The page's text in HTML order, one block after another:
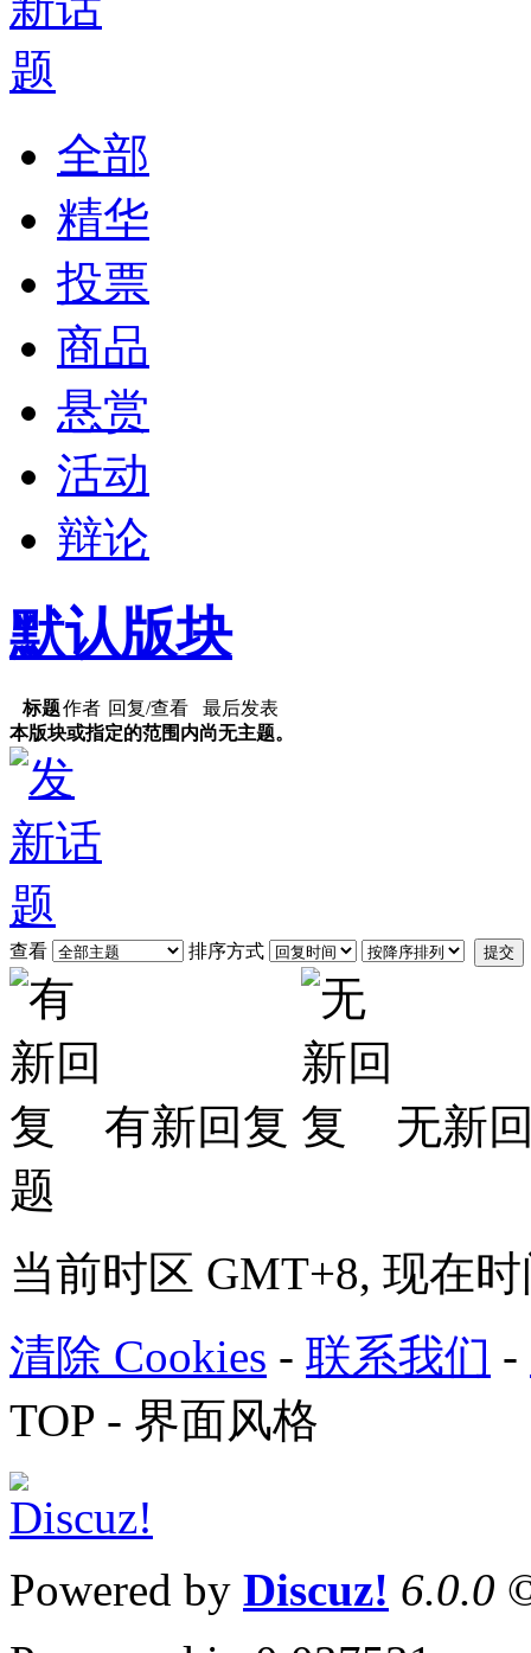
全部
精华
投票
商品
悬赏
活动
辩论
默认版块
标题作者 回复/查看
最后发表
本版块或指定的范围内尚无主题。
查看 排序方式 提交
有新回复
无新
题
当前时区 GMT+8, 现在
清除 Cookies - 联系我们 -
TOP - 界面风格
Powered by Discuz! 6.0.0